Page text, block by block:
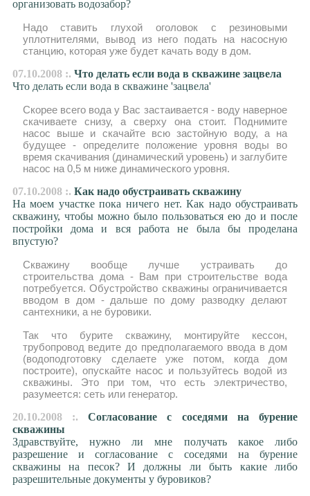
организовать водозабор?
Надо ставить глухой оголовок с резиновыми
уплотнителями, вывод из него подать на насосную
станцию, которая уже будет качать воду в дом.
07.10.2008 :. Что делать если вода в скважине зацвела
Что делать если вода в скважине 'зацвела'
Скорее всего вода у Вас застаивается - воду наверное
скачиваете снизу, а сверху она стоит. Поднимите
насос выше и скачайте всю застойную воду, а на
будущее - определите положение уровня воды во
время скачивания (динамический уровень) и заглубите
насос на 0,5 м ниже динамического уровня.
07.10.2008 :. Как надо обустраивать скважину
На моем участке пока ничего нет. Как надо обустраивать
скважину, чтобы можно было пользоваться ею до и после
постройки дома и вся работа не была бы проделана
впустую?
Скважину вообще лучше устраивать до
строительства дома - Вам при строительстве вода
потребуется. Обустройство скважины ограничивается
вводом в дом - дальше по дому разводку делают
сантехники, а не буровики.
Так что бурите скважину, монтируйте кессон,
трубопровод ведите до предполагаемого ввода в дом
(водоподготовку сделаете уже потом, когда дом
построите), опускайте насос и пользуйтесь водой из
скважины. Это при том, что есть электричество,
разумеется: сеть или генератор.
20.10.2008 :. Согласование с соседями на бурение
скважины
Здравствуйте, нужно ли мне получать какое либо
разрешение и согласование с соседями на бурение
скважины на песок? И должны ли быть какие либо
разрешительные документы у буровиков?